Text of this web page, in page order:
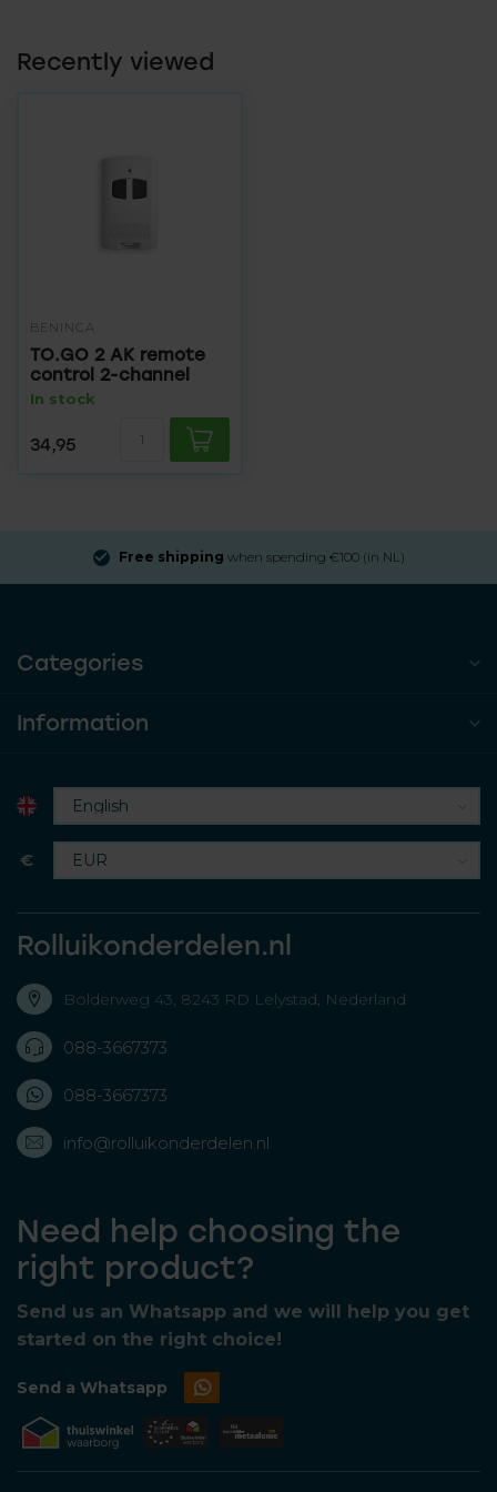
Recently viewed
BENINCA
TO.GO 2 AK remote
control 2-channel
In stock
34,95
Free shipping when spending €100 (in NL)
Categories
Information
€
Rolluikonderdelen.nl
Bolderweg 43, 8243 RD Lelystad, Nederland
088-3667373
088-3667373
info@rolluikonderdelen.nl
Need help choosing the
right product?
Send us an Whatsapp and we will help you get
started on the right choice!
Send a Whatsapp